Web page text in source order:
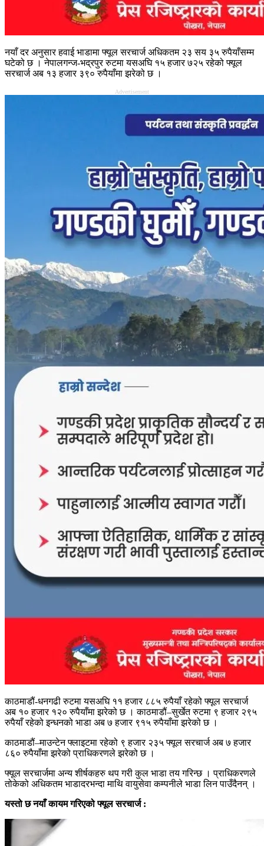
नयाँ दर अनुसार हवाई भाडामा फ्यूल सरचार्ज अधिकतम २३ सय ३५ रुपैयाँसम्म
घटेको छ । नेपालगन्ज-भद्रपुर रुटमा यसअघि १५ हजार ७२५ रहेको फ्यूल
सरचार्ज अब १३ हजार ३९० रुपैयाँमा झरेको छ ।
Advertisement
काठमाडौं-धनगढी रुटमा यसअघि ११ हजार ८८५ रुपैयाँ रहेको फ्यूल सरचार्ज
अब १० हजार १२० रुपैयाँमा झरेको छ । काठमाडौं–सुर्खेत रुटमा ९ हजार २९५
रुपैयाँ रहेको इन्धनको भाडा अब ७ हजार ९१५ रुपैयाँमा झरेको छ ।
काठमाडौं–माउन्टेन फ्लाइटमा रहेको ९ हजार २३५ फ्यूल सरचार्ज अब ७ हजार
८६० रुपैयाँमा झरेको प्राधिकरणले झरेको छ ।
फ्यूल सरचार्जमा अन्य शीर्षकहरु थप गरी कुल भाडा तय गरिन्छ । प्राधिकरणले
तोकेको अधिकतम भाडादरभन्दा माथि वायुसेवा कम्पनीले भाडा लिन पाउँदैनन् ।
यस्तो छ नयाँ कायम गरिएको फ्यूल सरचार्ज :